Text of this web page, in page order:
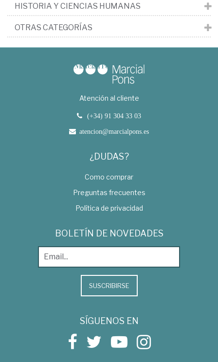
HISTORIA Y CIENCIAS HUMANAS
OTRAS CATEGORÍAS
Atención al cliente
(+34) 91 304 33 03
atencion@marcialpons.es
¿DUDAS?
Como comprar
Preguntas frecuentes
Política de privacidad
BOLETÍN DE NOVEDADES
SUSCRIBIRSE
SÍGUENOS EN